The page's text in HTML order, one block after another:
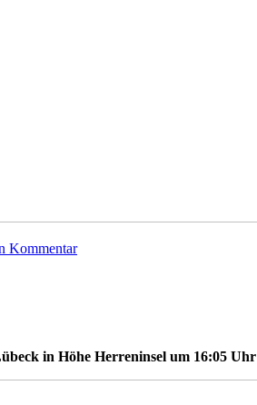
Kommentar
in Höhe Herreninsel um 16:05 Uhr